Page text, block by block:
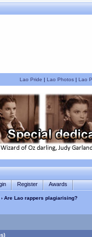
Lao Pride | Lao Photos| Lao
Register Awards
› Are Lao rappers plagiarising?